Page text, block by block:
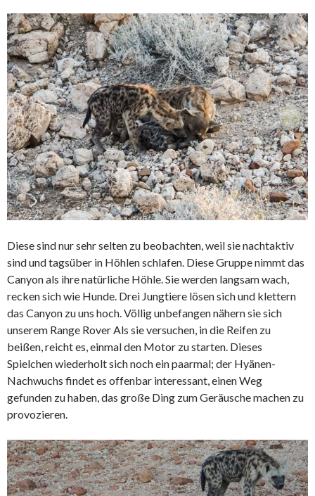
Diese sind nur sehr selten zu beobachten, weil sie nachtaktiv
sind und tagsüber in Höhlen schlafen. Diese Gruppe nimmt das
Canyon als ihre natürliche Höhle. Sie werden langsam wach,
recken sich wie Hunde. Drei Jungtiere lösen sich und klettern
das Canyon zu uns hoch. Völlig unbefangen nähern sie sich
unserem Range Rover Als sie versuchen, in die Reifen zu
beißen, reicht es, einmal den Motor zu starten. Dieses
Spielchen wiederholt sich noch ein paarmal; der Hyänen-
Nachwuchs findet es offenbar interessant, einen Weg
gefunden zu haben, das große Ding zum Geräusche machen zu
provozieren.